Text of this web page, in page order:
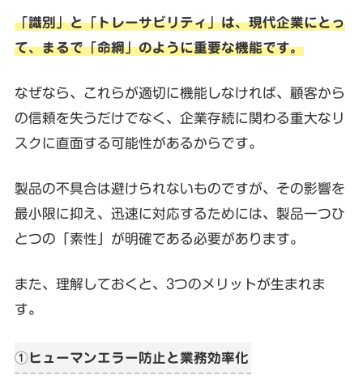
「識別」と「トレーサビリティ」は、現代企業にとっ
て、まるで「命綱」のように重要な機能です。
なぜなら、これらが適切に機能しなければ、顧客から
の信頼を失うだけでなく、企業存続に関わる重大なリ
スクに直面する可能性があるからです。
製品の不具合は避けられないものですが、その影響を
最小限に抑え、迅速に対応するためには、製品一つひ
とつの「素性」が明確である必要があります。
また、理解しておくと、3つのメリットが生まれま
す。
①ヒューマンエラー防止と業務効率化